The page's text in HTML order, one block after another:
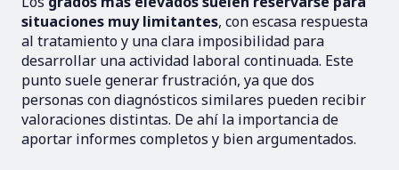
situaciones muy limitantes, con escasa respuesta
al tratamiento y una clara imposibilidad para
desarrollar una actividad laboral continuada. Este
punto suele generar frustración, ya que dos
personas con diagnósticos similares pueden recibir
valoraciones distintas. De ahí la importancia de
aportar informes completos y bien argumentados.